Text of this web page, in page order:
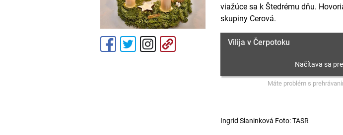
viažúce sa k Štedrému dňu.
skupiny Cerová.
Vilija v Čerpotoku
Máte problém s
Ingrid Slaninková Foto: TASR